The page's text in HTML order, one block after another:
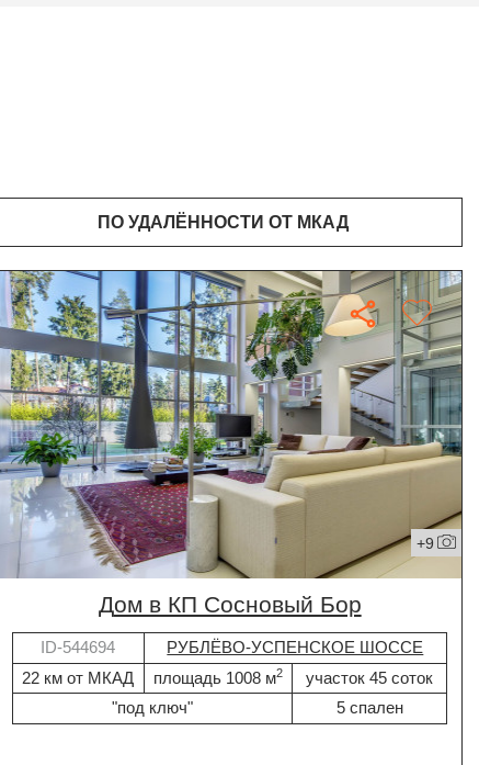
ПО УДАЛЁННОСТИ ОТ МКАД
+9
дом в КП Сосновый Бор
ID-544694
РУБЛЁВО-УСПЕНСКОЕ ШОССЕ
22 км от МКАД
площадь 1008 м2
участок 45 соток
"под ключ"
5 спален